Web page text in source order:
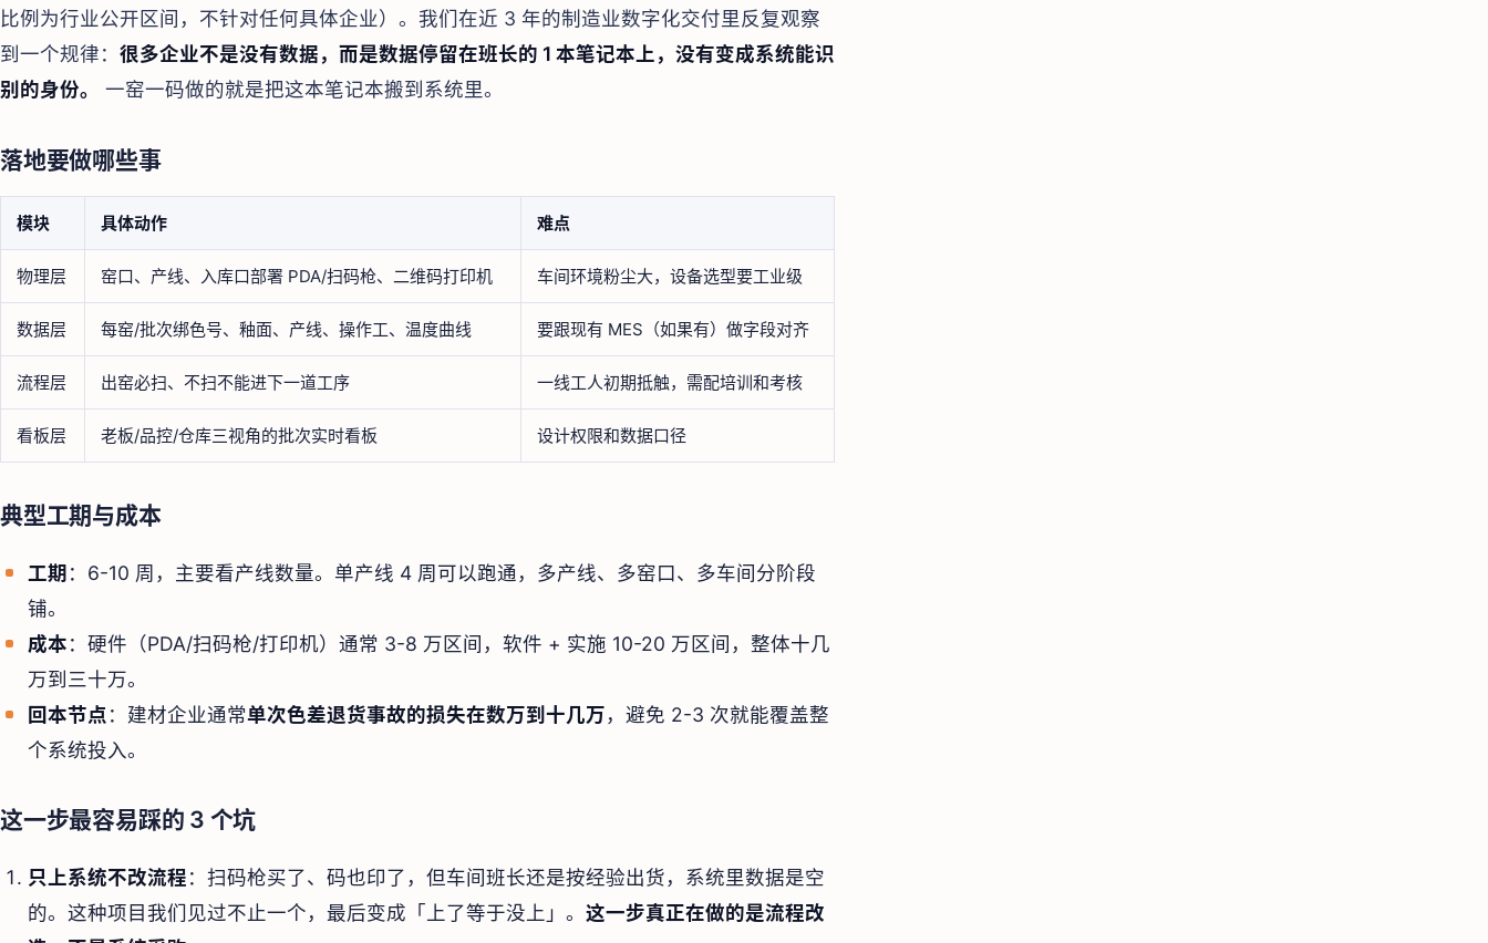
比例为行业公开区间，不针对任何具体企业）。我们在近 3 年的制造业数字化交付里反复观察
到一个规律： 很多企业不是没有数据，而是数据停留在班长的 1 本笔记本上，没有变成系统能识
别的身份。
一窑一码做的就是把这本笔记本搬到系统里。
落地要做哪些事
模块 具体动作 难点
物理层 窑口、产线、入库口部署 PDA/扫码枪、二维码打印机 车间环境粉尘大，设备选型要工业级
数据层 每窑/批次绑色号、釉面、产线、操作工、温度曲线 要跟现有 MES（如果有）做字段对齐
流程层 出窑必扫、不扫不能进下一道工序 一线工人初期抵触，需配培训和考核
看板层 老板/品控/仓库三视角的批次实时看板 设计权限和数据口径
典型工期与成本
工期：6-10 周，主要看产线数量。单产线 4 周可以跑通，多产线、多窑口、多车间分阶段
铺。
成本：硬件（PDA/扫码枪/打印机）通常 3-8 万区间，软件 + 实施 10-20 万区间，整体十几
万到三十万。
回本节点 ：建材企业通常单次色差退货事故的损失在数万到十几万，避免 2-3 次就能覆盖整
个系统投入。
这一步最容易踩的 3 个坑
只上系统不改流程：扫码枪买了、码也印了，但车间班长还是按经验出货，系统里数据是空
的。这种项目我们见过不止一个，最后变成「上了等于没上」。 这一步真正在做的是流程改